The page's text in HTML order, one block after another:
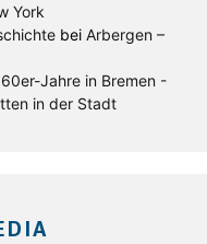
York
bei Arbergen –
Jahre in Bremen -
in der Stadt